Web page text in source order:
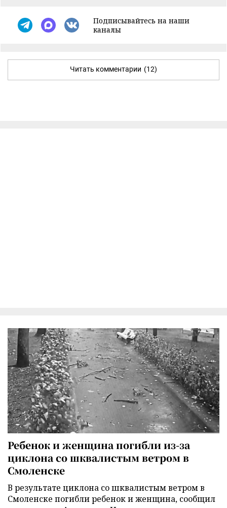
Подписывайтесь на наши
каналы
Читать комментарии (12)
Ребенок и женщина погибли из-за
циклона со шквалистым ветром в
Смоленске
В результате циклона со шквалистым ветром в
Смоленске погибли ребенок и женщина, сообщил